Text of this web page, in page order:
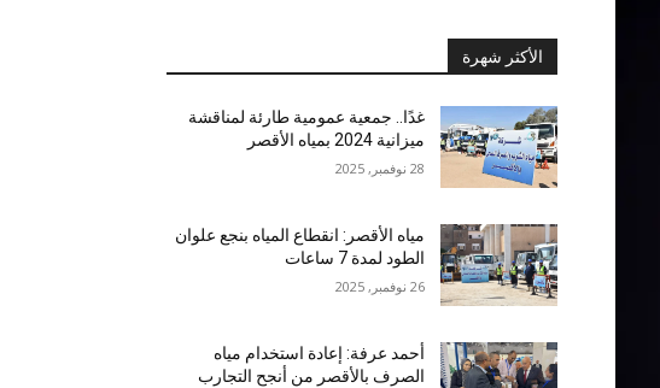
الأكثر شهرة
غدًا.. جمعية عمومية طارئة لمناقشة
ميزانية 2024 بمياه الأقصر
28 نوفمبر, 2025
مياه الأقصر: انقطاع المياه بنجع علوان
الطود لمدة 7 ساعات
26 نوفمبر, 2025
أحمد عرفة: إعادة استخدام مياه
الصرف بالأقصر من أنجح التجارب